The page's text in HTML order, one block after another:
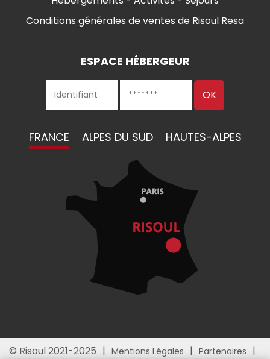
Conditions générales de ventes de Risoul Resa
ESPACE HÉBERGEUR
FRANCE ALPES DU SUD HAUTES-ALPES
© Risoul 2021-2025 Mentions Légales
Partenaires